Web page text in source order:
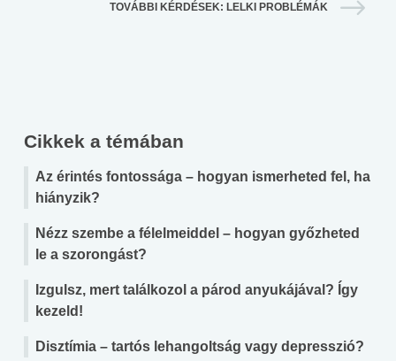
TOVÁBBI KÉRDÉSEK: LELKI PROBLÉMÁK
Cikkek a témában
Az érintés fontossága – hogyan ismerheted fel, ha
hiányzik?
Nézz szembe a félelmeiddel – hogyan győzheted
le a szorongást?
Izgulsz, mert találkozol a párod anyukájával? Így
kezeld!
Disztímia – tartós lehangoltság vagy depresszió?